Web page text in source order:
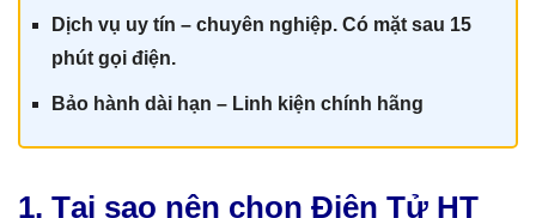
Dịch vụ uy tín – chuyên nghiệp. Có mặt sau 15
phút gọi điện.
Bảo hành dài hạn – Linh kiện chính hãng
1. Tại sao nên chọn Điện Tử HT